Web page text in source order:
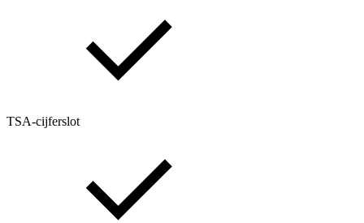
TSA-cijferslot